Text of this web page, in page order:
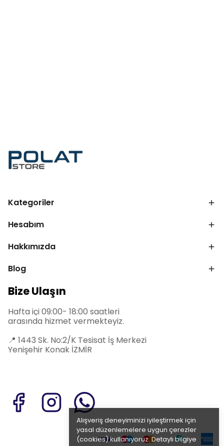
Alışveriş deneyiminizi iyileştirmek için
yasal düzenlemelere uygun çerezler
(cookies) kullanıyoruz. Detaylı bilgiye
Kategoriler
Hesabım
Hakkımızda
Blog
Bize Ulaşın
Hafta içi 09:00- 18:00 saatleri
arasında hizmet vermekteyiz.
📍 1443 Sk. No:2/K Tesisat İş Merkezi
Yenişehir Konak İZMİR